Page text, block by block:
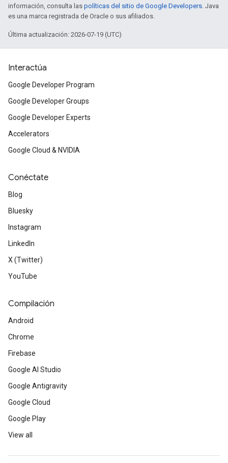
información, consulta las políticas del sitio de Google Developers. Java
es una marca registrada de Oracle o sus afiliados.
Última actualización: 2026-07-19 (UTC)
Interactúa
Google Developer Program
Google Developer Groups
Google Developer Experts
Accelerators
Google Cloud & NVIDIA
Conéctate
Blog
Bluesky
Instagram
LinkedIn
X (Twitter)
YouTube
Compilación
Android
Chrome
Firebase
Google AI Studio
Google Antigravity
Google Cloud
Google Play
View all